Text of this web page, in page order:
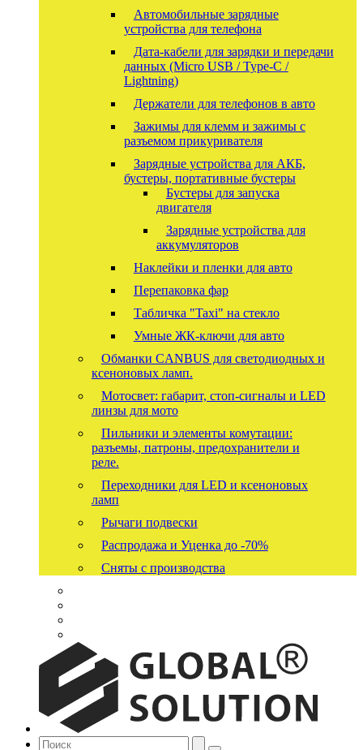
Автомобильные зарядные
устройства для телефона
Дата-кабели для зарядки и передачи
данных (Micro USB / Type-C /
Lightning)
Держатели для телефонов в авто
Зажимы для клемм и зажимы с
разъемом прикуривателя
Зарядные устройства для АКБ,
бустеры, портативные бустеры
Бустеры для запуска
двигателя
Зарядные устройства для
аккумуляторов
Наклейки и пленки для авто
Перепаковка фар
Табличка "Taxi" на стекло
Умные ЖК-ключи для авто
Обманки CANBUS для светодиодных и
ксеноновых ламп.
Мотосвет: габарит, стоп-сигналы и LED
линзы для мото
Пильники и элементы комутации:
разъемы, патроны, предохранители и
реле.
Переходники для LED и ксеноновых
ламп
Рычаги подвески
Распродажа и Уценка до -70%
Сняты с производства